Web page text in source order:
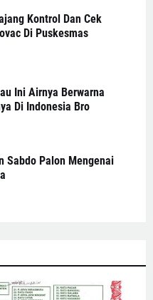
Kontrol Dan Cek
Di Puskesmas
Ini Airnya Berwarna
Di Indonesia Bro
Sabdo Palon Mengenai